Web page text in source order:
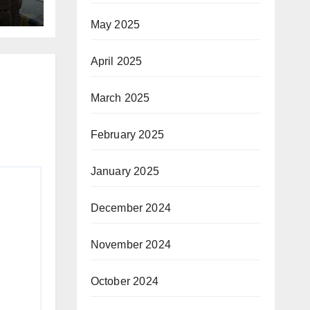
May 2025
April 2025
March 2025
February 2025
January 2025
December 2024
November 2024
October 2024